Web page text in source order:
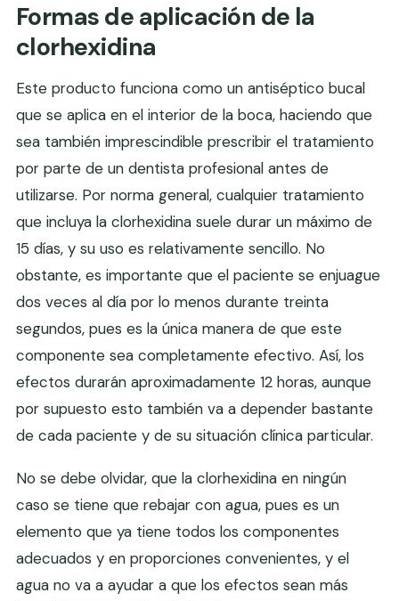
Formas de aplicación de la
clorhexidina
Este producto funciona como un antiséptico bucal
que se aplica en el interior de la boca, haciendo que
sea también imprescindible prescribir el tratamiento
por parte de un dentista profesional antes de
utilizarse. Por norma general, cualquier tratamiento
que incluya la clorhexidina suele durar un máximo de
15 días, y su uso es relativamente sencillo. No
obstante, es importante que el paciente se enjuague
dos veces al día por lo menos durante treinta
segundos, pues es la única manera de que este
componente sea completamente efectivo. Así, los
efectos durarán aproximadamente 12 horas, aunque
por supuesto esto también va a depender bastante
de cada paciente y de su situación clínica particular.
No se debe olvidar, que la clorhexidina en ningún
caso se tiene que rebajar con agua, pues es un
elemento que ya tiene todos los componentes
adecuados y en proporciones convenientes, y el
agua no va a ayudar a que los efectos sean más